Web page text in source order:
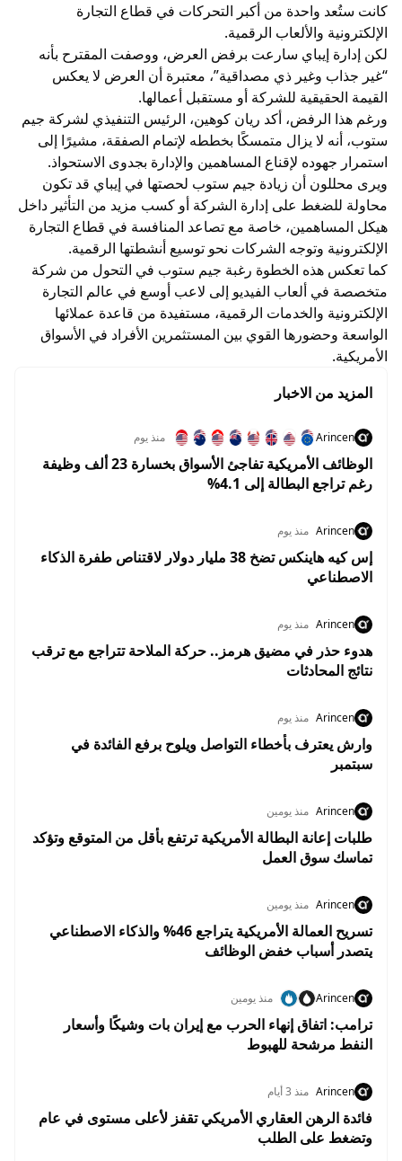
كانت ستُعد واحدة من أكبر التحركات في قطاع التجارة
الإلكترونية والألعاب الرقمية.
لكن إدارة إيباي سارعت برفض العرض، ووصفت المقترح بأنه
“غير جذاب وغير ذي مصداقية”، معتبرة أن العرض لا يعكس
القيمة الحقيقية للشركة أو مستقبل أعمالها.
ورغم هذا الرفض، أكد ريان كوهين، الرئيس التنفيذي لشركة جيم
ستوب، أنه لا يزال متمسكًا بخططه لإتمام الصفقة، مشيرًا إلى
استمرار جهوده لإقناع المساهمين والإدارة بجدوى الاستحواذ.
ويرى محللون أن زيادة جيم ستوب لحصتها في إيباي قد تكون
محاولة للضغط على إدارة الشركة أو كسب مزيد من التأثير داخل
هيكل المساهمين، خاصة مع تصاعد المنافسة في قطاع التجارة
الإلكترونية وتوجه الشركات نحو توسيع أنشطتها الرقمية.
كما تعكس هذه الخطوة رغبة جيم ستوب في التحول من شركة
متخصصة في ألعاب الفيديو إلى لاعب أوسع في عالم التجارة
الإلكترونية والخدمات الرقمية، مستفيدة من قاعدة عملائها
الواسعة وحضورها القوي بين المستثمرين الأفراد في الأسواق
الأمريكية.
المزيد من الاخبار
Arincen منذ يوم
الوظائف الأمريكية تفاجئ الأسواق بخسارة 23 ألف وظيفة
رغم تراجع البطالة إلى 4.1%
Arincen منذ يوم
إس كيه هاينكس تضخ 38 مليار دولار لاقتناص طفرة الذكاء
الاصطناعي
Arincen منذ يوم
هدوء حذر في مضيق هرمز.. حركة الملاحة تتراجع مع ترقب
نتائج المحادثات
Arincen منذ يوم
وارش يعترف بأخطاء التواصل ويلوح برفع الفائدة في
سبتمبر
Arincen منذ يومين
طلبات إعانة البطالة الأمريكية ترتفع بأقل من المتوقع وتؤكد
تماسك سوق العمل
Arincen منذ يومين
تسريح العمالة الأمريكية يتراجع 46% والذكاء الاصطناعي
يتصدر أسباب خفض الوظائف
Arincen منذ يومين
ترامب: اتفاق إنهاء الحرب مع إيران بات وشيكًا وأسعار
النفط مرشحة للهبوط
Arincen منذ 3 أيام
فائدة الرهن العقاري الأمريكي تقفز لأعلى مستوى في عام
وتضغط على الطلب